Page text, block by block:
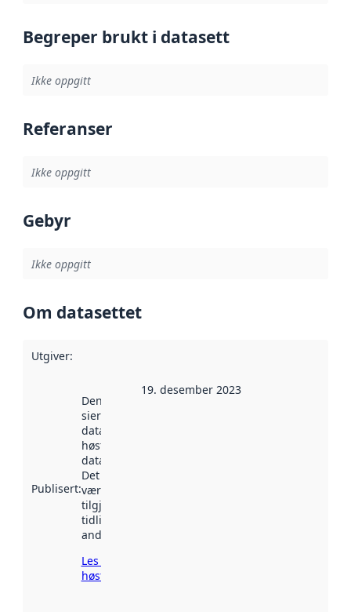
Begreper brukt i datasett
Ikke oppgitt
Referanser
Ikke oppgitt
Gebyr
Ikke oppgitt
Om datasettet
Utgiver:
Publisert:
Denne datoen
sier når
datasettet ble
høstet av
data.norge.no.
Det kan ha
vært
tilgjengelig
tidligere
andre steder.
Les mer om
høsting her
19. desember 2023